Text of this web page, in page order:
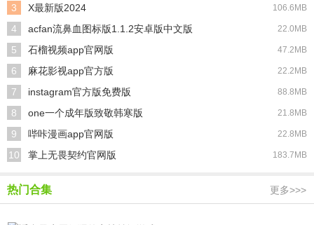
3 X最新版2024 106.6MB
4 acfan流鼻血图标版1.1.2安卓版中文版 22.0MB
5 石榴视频app官网版 47.2MB
6 麻花影视app官方版 22.2MB
7 instagram官方版免费版 88.8MB
8 one一个成年版致敬韩寒版 21.8MB
9 哔咔漫画app官网版 22.8MB
10 掌上无畏契约官网版 183.7MB
热门合集 更多>>>